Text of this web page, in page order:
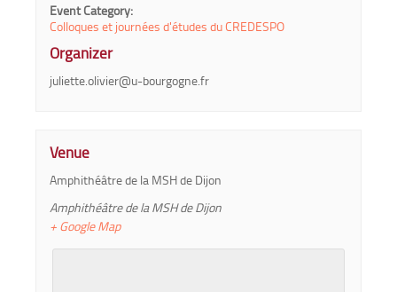
Event Category:
Colloques et journées d'études du CREDESPO
Organizer
juliette.olivier@u-bourgogne.fr
Venue
Amphithéâtre de la MSH de Dijon
Amphithéâtre de la MSH de Dijon
+ Google Map